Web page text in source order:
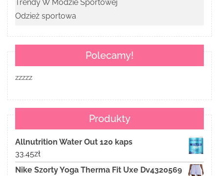
Trendy W Modzie Sportowej
Odzież sportowa
Polecamy!
zzzzz
Produkty
Allnutrition Water Out 120 kaps
33.45zł
Nike Szorty Yoga Therma Fit Uxe Dv4320569